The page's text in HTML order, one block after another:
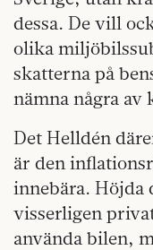
dessa. De vill
olika
skatterna på
nämna några av
Det Helldén
är den
innebära. Höjda
visserligen
använda bilen,